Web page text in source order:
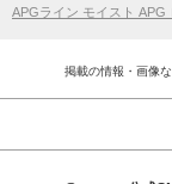
APGライン モイスト APG
掲載の情報・画像